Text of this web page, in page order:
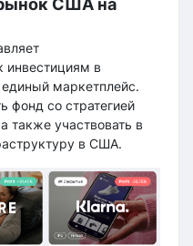
США на
инвестициям в
маркетплейс.
фонд со стратегией
также участвовать в
в США.